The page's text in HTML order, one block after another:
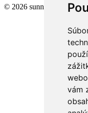
vám
© 2026 sunnyreal s.r.o.